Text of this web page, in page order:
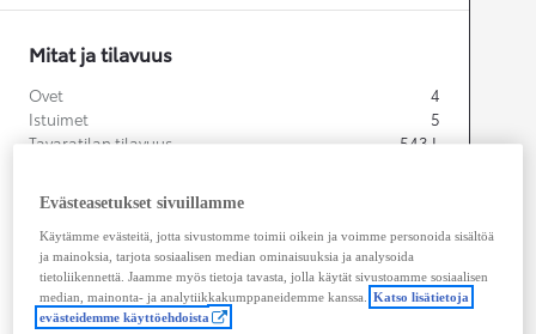
Mitat ja tilavuus
Ovet
4
Istuimet
5
Tavaratilan tilavuus
543 L
Evästeasetukset sivuillamme
Käytämme evästeitä, jotta sivustomme toimii oikein ja voimme personoida sisältöä
ja mainoksia, tarjota sosiaalisen median ominaisuuksia ja analysoida
tietoliikennettä. Jaamme myös tietoja tavasta, jolla käytät sivustoamme sosiaalisen
median, mainonta- ja analytiikkakumppaneidemme kanssa.
Katso lisätietoja
evästeidemme käyttöehdoista